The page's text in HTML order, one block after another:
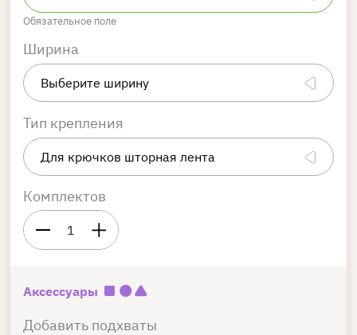
Обязательное поле
Ширина
Тип крепления
Комплектов
1
Аксессуары
Добавить подхваты